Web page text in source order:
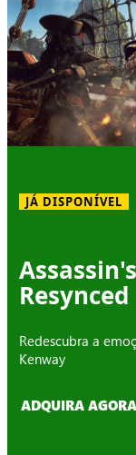
JÁ DISPONÍVEL
Resynced
Redescubra a
Kenway
ADQUIRA AGORA